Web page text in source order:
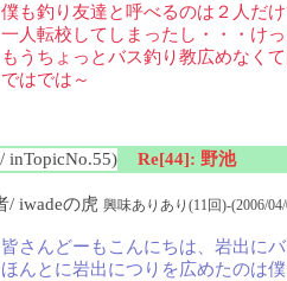
僕も釣り友達と呼べるのは２人だ
一人転校してしまったし・・・け
もうちょっとバス釣り教広めなく
ではでは～
/ inTopicNo.55)
Re[44]: 野池
/ iwadeの虎 興味ありあり(11回)-(2006/04/
皆さんどーもこんにちは、岩出に
ほんとに岩出につりを広めたのは